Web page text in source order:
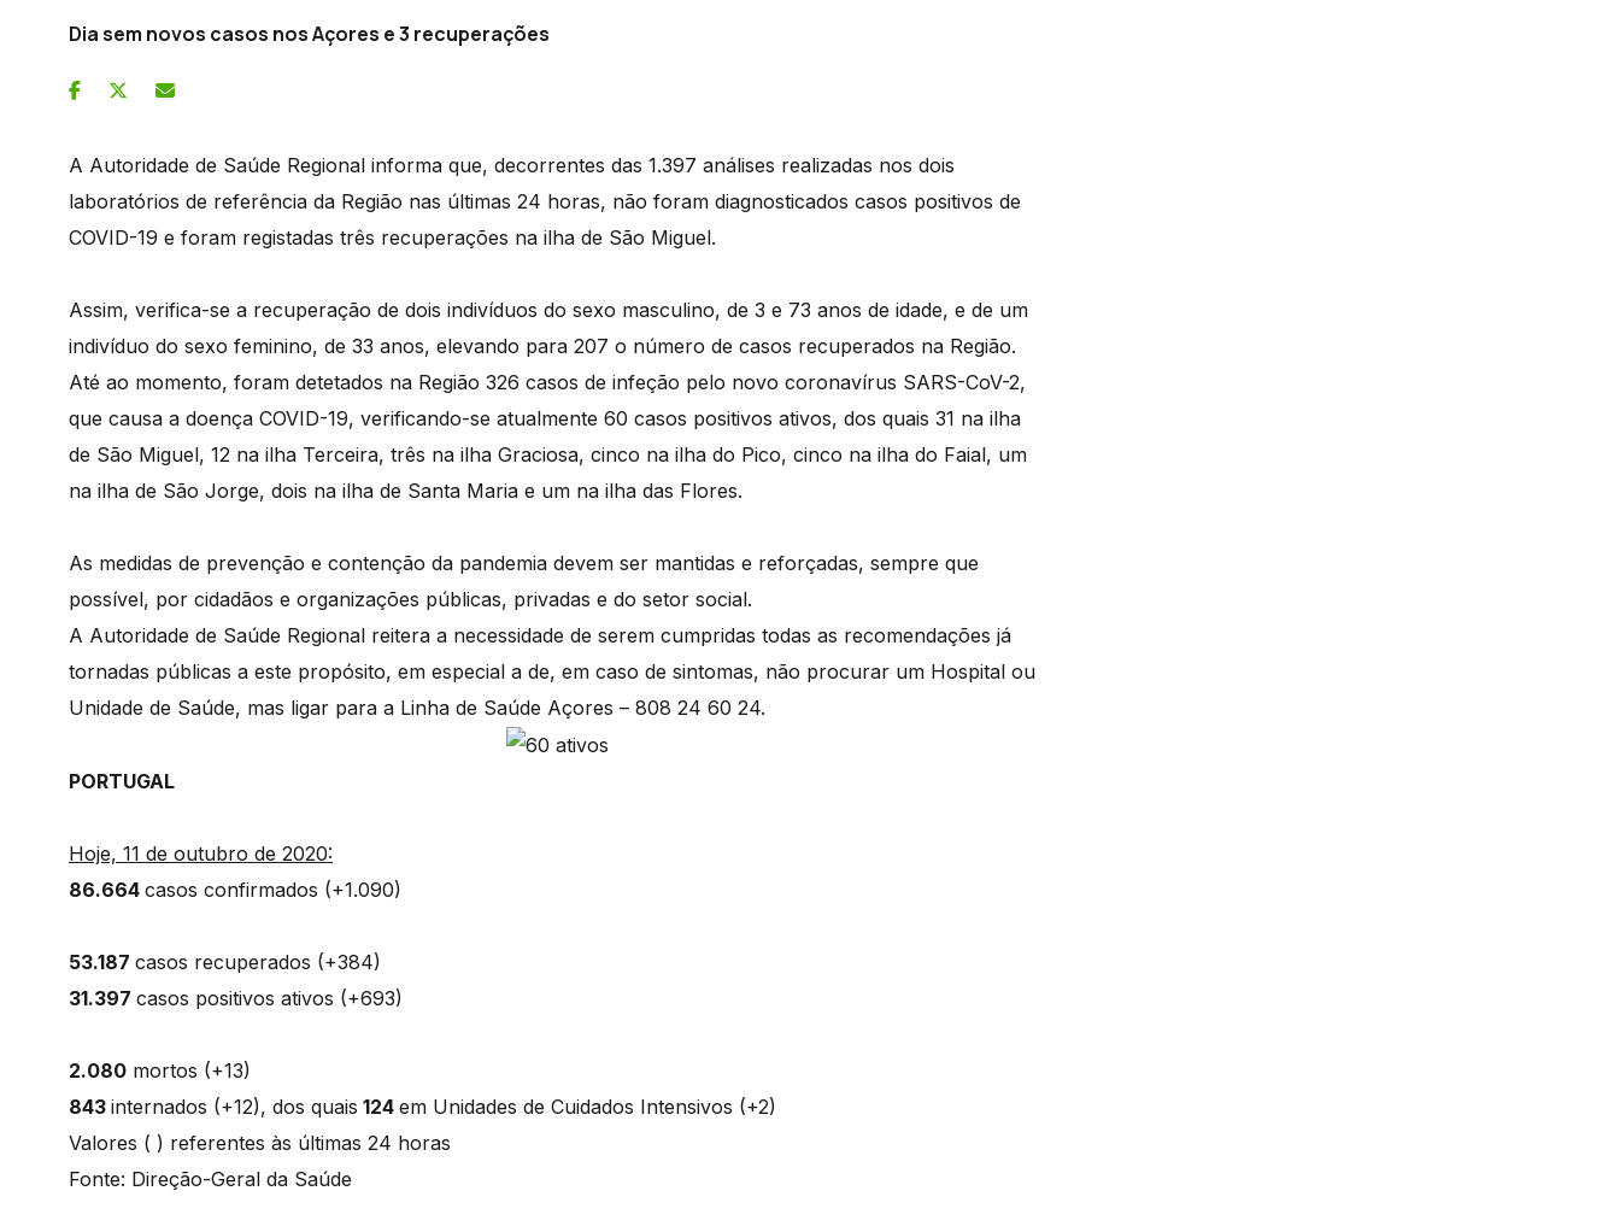
Dia sem novos casos nos Açores e 3 recuperações
A Autoridade de Saúde Regional informa que, decorrentes das 1.397 análises realizadas nos dois
laboratórios de referência da Região nas últimas 24 horas, não foram diagnosticados casos positivos de
COVID-19 e foram registadas três recuperações na ilha de São Miguel.
Assim, verifica-se a recuperação de dois indivíduos do sexo masculino, de 3 e 73 anos de idade, e de um
indivíduo do sexo feminino, de 33 anos, elevando para 207 o número de casos recuperados na Região.
Até ao momento, foram detetados na Região 326 casos de infeção pelo novo coronavírus SARS-CoV-2,
que causa a doença COVID-19, verificando-se atualmente 60 casos positivos ativos, dos quais 31 na ilha
de São Miguel, 12 na ilha Terceira, três na ilha Graciosa, cinco na ilha do Pico, cinco na ilha do Faial, um
na ilha de São Jorge, dois na ilha de Santa Maria e um na ilha das Flores.
As medidas de prevenção e contenção da pandemia devem ser mantidas e reforçadas, sempre que
possível, por cidadãos e organizações públicas, privadas e do setor social.
A Autoridade de Saúde Regional reitera a necessidade de serem cumpridas todas as recomendações já
tornadas públicas a este propósito, em especial a de, em caso de sintomas, não procurar um Hospital ou
Unidade de Saúde, mas ligar para a Linha de Saúde Açores – 808 24 60 24.
PORTUGAL
Hoje, 11 de outubro de 2020:
86.664 casos confirmados (+1.090)
53.187 casos recuperados (+384)
31.397 casos positivos ativos (+693)
2.080 mortos (+13)
843 internados (+12), dos quais 124 em Unidades de Cuidados Intensivos (+2)
Valores ( ) referentes às últimas 24 horas
Fonte: Direção-Geral da Saúde